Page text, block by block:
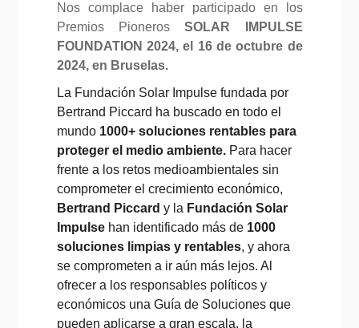
Nos complace haber participado en los
Premios PionerosSOLAR IMPULSE
FOUNDATION 2024, el 16 de octubre de
2024, en Bruselas.
La Fundación Solar Impulse fundada por
Bertrand Piccard ha buscado en todo el
mundo 1000+ soluciones rentables para
proteger el medio ambiente. Para hacer
frente a los retos medioambientales sin
comprometer el crecimiento económico,
Bertrand Piccard y la Fundación Solar
Impulsehan identificado más de 1000
soluciones limpias y rentables, y ahora
se comprometen a ir aún más lejos. Al
ofrecer a los responsables políticos y
económicos una Guía de Soluciones que
pueden aplicarse a gran escala, la